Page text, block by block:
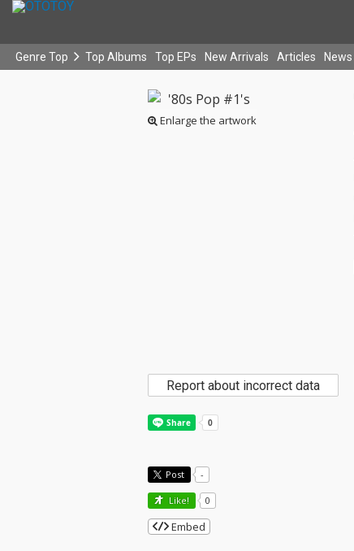
Genre Top Top Albums Top EPs New Arrivals Articles News
Enlarge the artwork
Report about incorrect data
Post -
Like! 0
Embed